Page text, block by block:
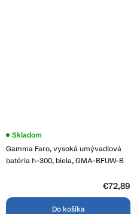
Gamma Faro, vysoká umývadlová
batéria h-300, biela, GMA-BFUW-B
Skladom
€72,89
Do košíka